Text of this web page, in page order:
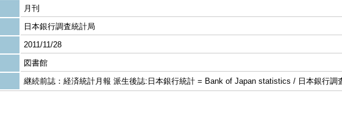
月刊
日本銀行調査統計局
2011/11/28
図書館
継続前誌：経済統計月報 派生後誌:日本銀行統計 = Bank of Japan statistics / 日本銀行調